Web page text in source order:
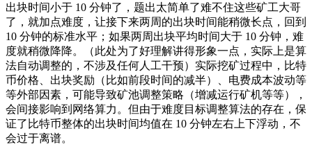
出块时间小于 10 分钟了，题出太简单了难不住这些矿工大哥
了，就加点难度，让接下来两周的出块时间能稍微长点，回到
10 分钟的标准水平；如果两周出块平均时间大于 10 分钟，难
度就稍微降降。（此处为了好理解讲得形象一点，实际上是算
法自动调整的，不涉及任何人工干预）实际挖矿过程中，比特
币价格、出块奖励（比如前段时间的减半）、电费成本波动等
等外部因素，可能导致矿池调整策略（增减运行矿机等等），
会间接影响到网络算力。但由于难度目标调整算法的存在，保
证了比特币整体的出块时间均值在 10 分钟左右上下浮动，不
会过于离谱。